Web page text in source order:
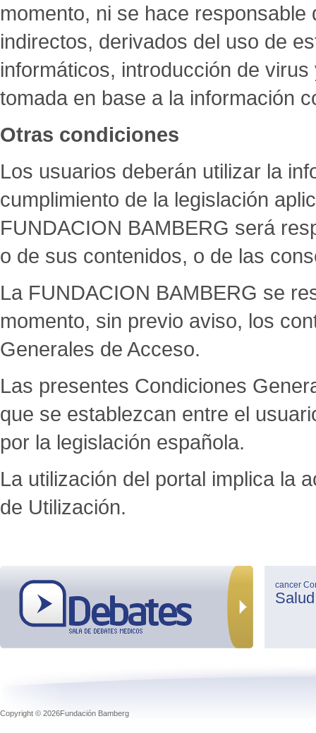
momento, ni se hace
indirectos, derivados del uso de
informáticos, introducción de
tomada en base a la información
Otras condiciones
Los usuarios deberán utilizar la
cumplimiento de la legislación
FUNDACION BAMBERG será
o de sus contenidos, o de las
La FUNDACION BAMBERG se
momento, sin previo aviso, los
Generales de Acceso.
Las presentes Condiciones
que se establezcan entre el
por la legislación española.
La utilización del portal implica la
de Utilización.
cancer
Salud
Copyright © 2026Fundación Bamberg